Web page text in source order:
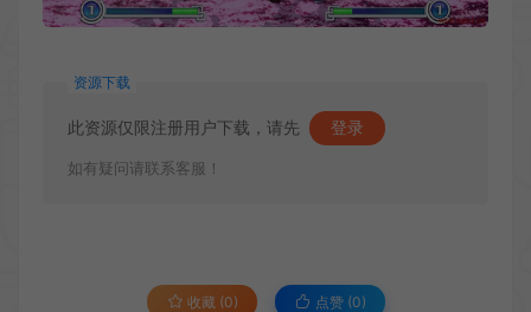
资源下载
此资源仅限注册用户下载，请先 登录
如有疑问请联系客服！
收藏 (0) 点赞 (0)